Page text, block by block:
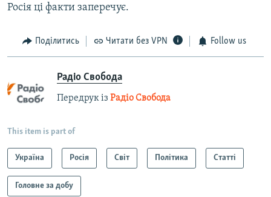
Росія ці факти заперечує.
Поділитись Читати без VPN Follow us
Радіо Свобода
Передрук із Радіо Свобода
This item is part of
Україна Росія Світ Політика Статті
Головне за добу